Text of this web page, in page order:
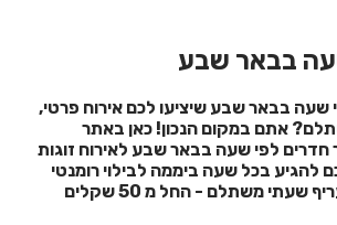
בנתיב השיירה
בנתניה
בסביון
בסגולה
בבאר שבע
שעה בבאר שבע שיציעו לכם אירוח פרטי,
אתם במקום הנכון! כאן באתר
לפי שעה בבאר שבע לאירוח זוגות
להגיע בכל שעה ביממה לבילוי רומנטי
ופרטי לחלוטין בתעריף שעתי משתלם - החל מ 50 שקלים